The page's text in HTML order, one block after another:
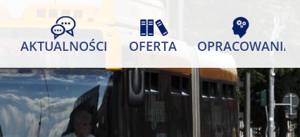
AKTUALNOŚCI OFERTA OPRACOWANIA